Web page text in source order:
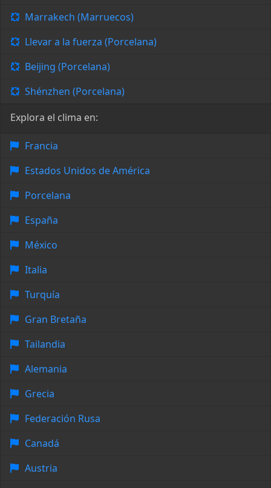
Marrakech (Marruecos)
Llevar a la fuerza (Porcelana)
Beijing (Porcelana)
Shénzhen (Porcelana)
Explora el clima en:
Francia
Estados Unidos de América
Porcelana
España
México
Italia
Turquía
Gran Bretaña
Tailandia
Alemania
Grecia
Federación Rusa
Canadá
Austria